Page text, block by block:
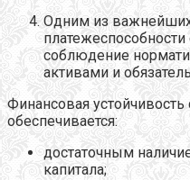
Одним из
соблюдение
активами и
Финансовая устойчивость
обеспечивается:
достаточным
капитала;